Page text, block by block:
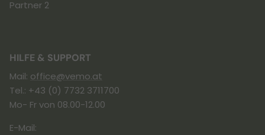
Partner 2
HILFE & SUPPORT
Mail: office@vemo.at
Tel.: +43 (0) 7732 3711700
Mo- Fr von 08.00-12.00
E-Mail: